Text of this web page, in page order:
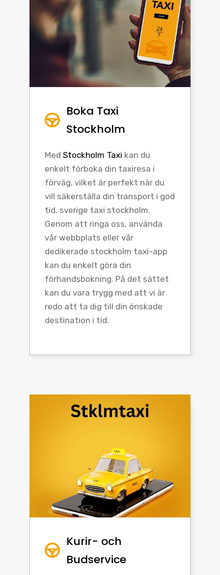
Boka Taxi
Stockholm
Med Stockholm Taxi kan du
enkelt förboka din taxiresa i
förväg, vilket är perfekt när du
vill säkerställa din transport i god
tid, sverige taxi stockholm.
Genom att ringa oss, använda
vår webbplats eller vår
dedikerade stockholm taxi-app
kan du enkelt göra din
förhandsbokning. På det sättet
kan du vara trygg med att vi är
redo att ta dig till din önskade
destination i tid.
Kurir- och
Budservice